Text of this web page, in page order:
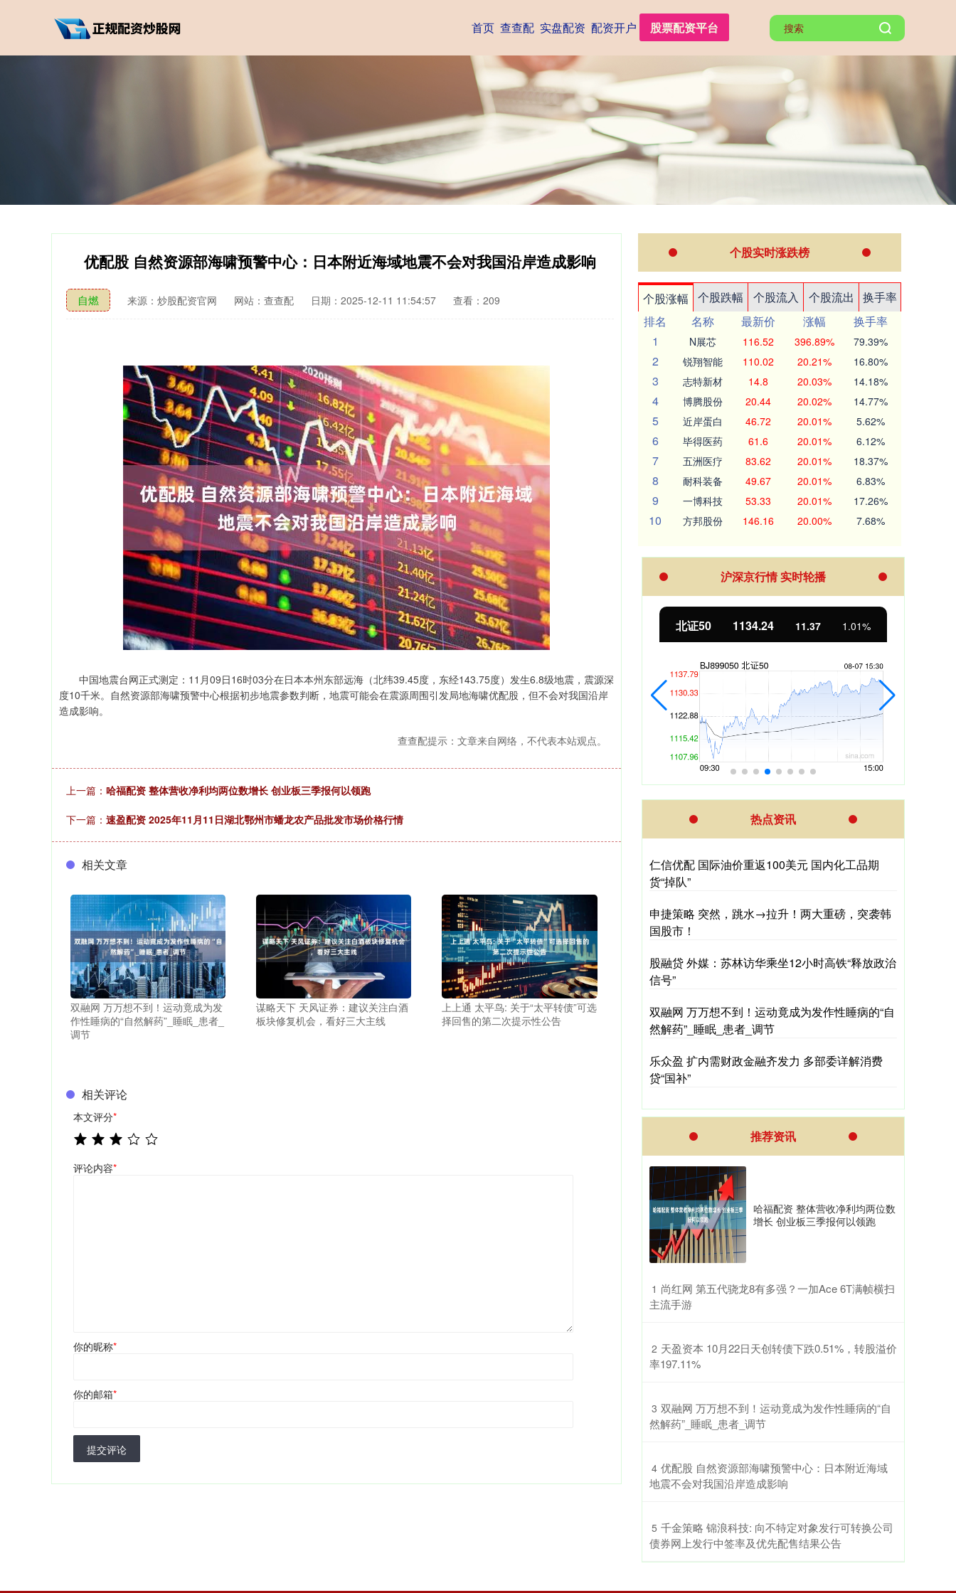
首页 查查配 实盘配资 配资开户 股票配资平台
优配股 自然资源部海啸预警中心：日本附近海域地震不会对我国沿岸造成影响
自燃 来源：炒股配资官网 网站：查查配 日期：2025-12-11 11:54:57 查看：209
中国地震台网正式测定：11月09日16时03分在日本本州东部远海（北纬39.45度，东经143.75度）发生6.8级地震，震源深
度10千米。自然资源部海啸预警中心根据初步地震参数判断，地震可能会在震源周围引发局地海啸优配股，但不会对我国沿岸
造成影响。
查查配提示：文章来自网络，不代表本站观点。
上一篇： 哈福配资 整体营收净利均两位数增长 创业板三季报何以领跑
下一篇： 速盈配资 2025年11月11日湖北鄂州市蟠龙农产品批发市场价格行情
相关文章
双融网 万万想不到！运动竟成为发
作性睡病的“自然解药”_睡眠_患者_
调节
谋略天下 天风证券：建议关注白酒
板块修复机会，看好三大主线
上上通 太平鸟: 关于“太平转债”可选
择回售的第二次提示性公告
相关评论
本文评分*
评论内容*
你的昵称*
你的邮箱*
提交评论
个股实时涨跌榜
个股涨幅 个股跌幅 个股流入 个股流出
换手率
排名
名称 最新价 涨幅
换手率
1
N展芯 116.52 396.89% 79.39%
2 锐翔智能 110.02 20.21% 16.80%
3 志特新材 14.8 20.03% 14.18%
4 博腾股份 20.44 20.02% 14.77%
5 近岸蛋白 46.72 20.01% 5.62%
6 毕得医药 61.6 20.01% 6.12%
7 五洲医疗 83.62 20.01% 18.37%
8 耐科装备 49.67 20.01% 6.83%
9 一博科技 53.33 20.01% 17.26%
10 方邦股份 146.16 20.00% 7.68%
沪深京行情 实时轮播
深证成指 14311.01 200.89 1.42% 沪深300 4694.44 43.13 北证50 1134.24 11.37 1.01%
热点资讯
仁信优配 国际油价重返100美元 国内化工品期
货“掉队”
申捷策略 突然，跳水→拉升！两大重磅，突袭韩
国股市！
股融贷 外媒：苏林访华乘坐12小时高铁“释放政治
信号”
双融网 万万想不到！运动竟成为发作性睡病的“自
然解药”_睡眠_患者_调节
乐众盈 扩内需财政金融齐发力 多部委详解消费
贷“国补”
推荐资讯
哈福配资 整体营收净利均两位数
增长 创业板三季报何以领跑
1 ​尚红网 第五代骁龙8有多强？一加Ace 6T满帧横扫
主流手游
2 ​天盈资本 10月22日天创转债下跌0.51%，转股溢价
率197.11%
3 ​双融网 万万想不到！运动竟成为发作性睡病的“自
然解药”_睡眠_患者_调节
4 ​优配股 自然资源部海啸预警中心：日本附近海域
地震不会对我国沿岸造成影响
5 ​千金策略 锦浪科技: 向不特定对象发行可转换公司
债券网上发行中签率及优先配售结果公告